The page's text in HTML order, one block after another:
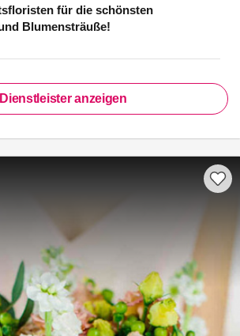
für die schönsten
Blumensträuße!
Dienstleister anzeigen